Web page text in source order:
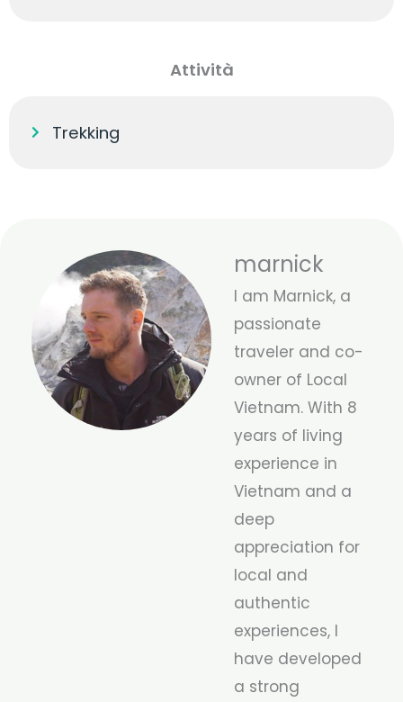
Attività
Trekking
marnick
I am Marnick, a
passionate
traveler and co-
owner of Local
Vietnam. With 8
years of living
experience in
Vietnam and a
deep
appreciation for
local and
authentic
experiences, I
have developed
a strong